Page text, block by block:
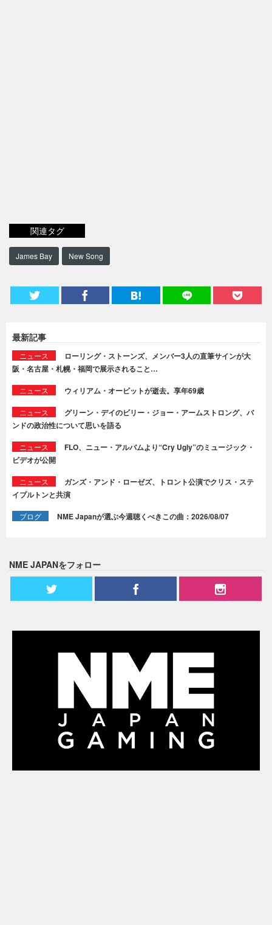
関連タグ
James Bay New Song
最新記事
ニュース
ローリング・ストーンズ、メンバー3人の直筆サインが大
阪・名古屋・札幌・福岡で展示されること…
ニュース ウィリアム・オービットが逝去。享年69歳
ニュース
グリーン・デイのビリー・ジョー・アームストロング、バ
ンドの政治性について思いを語る
ニュース
FLO、ニュー・アルバムより“Cry Ugly”のミュージック・
ビデオが公開
ニュース
ガンズ・アンド・ローゼズ、トロント公演でクリス・ステ
イプルトンと共演
ブログ NME Japanが選ぶ今週聴くべきこの曲：2026/08/07
NME JAPANをフォロー